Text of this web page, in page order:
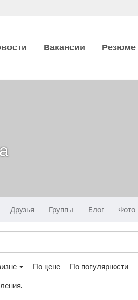
Вакансии Резюме
Друзья Группы Блог Фото
По цене По популярности